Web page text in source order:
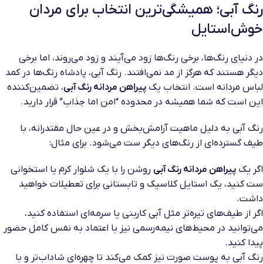
رنگ آبی؛ همیشگی‌ترین انتخاب برای مردان
خوش‌استایل
در دنیای رنگ‌ها، برخی رنگ‌ها زود می‌آیند و زود می‌روند، اما برخی
دیگر هستند که هرگز از مد نمی‌افتند. رنگ آبی، پادشاه رنگ‌ها در کمد
لباس مردانه است. انتخاب یک پیراهن مردانه رنگ آبی، تضمین‌کننده
این است که شما همیشه در محدوده “امن اما جذاب” قرار دارید.
رنگ آبی به دلیل ماهیت آرامش‌بخش و در عین حال مقتدرانه، با
طیف گسترده‌ای از رنگ‌های دیگر ست می‌شود. برای مثال:
اگر یک پیراهن مردانه رنگ آبی روشن را با یک شلوار کرم یا استخوانی
ست کنید، یک استایل کلاسیک و تابستانی برای تعطیلات خواهید
داشت.
اگر از طیف‌های تیره‌تر مثل آبی کاربنی یا سرمه‌ای استفاده کنید،
می‌توانید در محیط‌های نیمه‌رسمی نیز با اعتماد به نفس کامل حضور
پیدا کنید.
رنگ آبی به پوست صورت نیز کمک می‌کند تا چهره‌ای شاداب‌تر و با